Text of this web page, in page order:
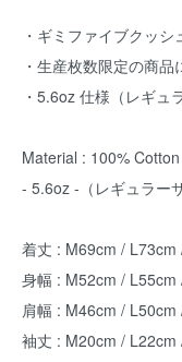
・ギミファイブクッ
・生産枚数限定の商品
・5.6oz 仕様（レギュ
Material : 100% Cotton
- 5.6oz -（レギュラー
着丈 : M69cm /
身幅 : M52cm /
肩幅 : M46cm /
袖丈 : M20cm /